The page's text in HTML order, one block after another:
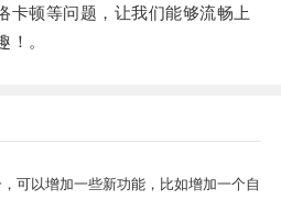
卡顿等问题，让我们能够流畅上
！。
可以增加一些新功能，比如增加一个自